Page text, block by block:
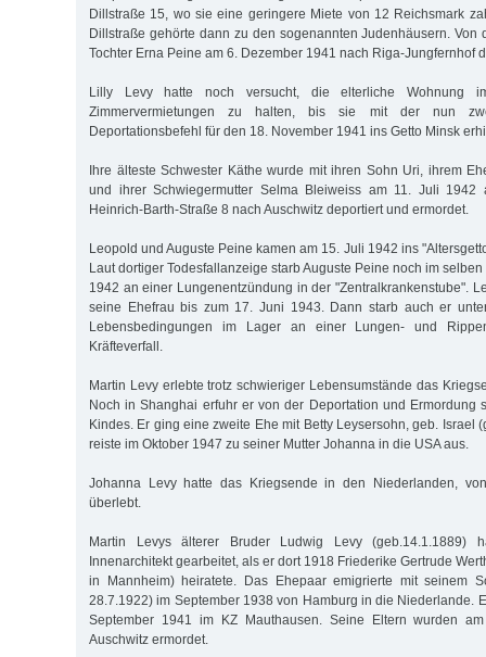
Dillstraße 15, wo sie eine geringere Miete von 12 Reichsmark
Dillstraße gehörte dann zu den sogenannten Judenhäusern. Von
Tochter Erna Peine am 6. Dezember 1941 nach Riga-Jungfernhof
Lilly Levy hatte noch versucht, die elterliche Wohnung
Zimmervermietungen zu halten, bis sie mit der nun
Deportationsbefehl für den 18. November 1941 ins Getto Minsk
Ihre älteste Schwester Käthe wurde mit ihren Sohn Uri, ihrem
und ihrer Schwiegermutter Selma Bleiweiss am 11. Juli 1942
Heinrich-Barth-Straße 8 nach Auschwitz deportiert und ermordet.
Leopold und Auguste Peine kamen am 15. Juli 1942 ins
Laut dortiger Todesfallanzeige starb Auguste Peine noch im
1942 an einer Lungenentzündung in der "Zentralkrankenstube".
seine Ehefrau bis zum 17. Juni 1943. Dann starb auch er
Lebensbedingungen im Lager an einer Lungen- und
Kräfteverfall.
Martin Levy erlebte trotz schwieriger Lebensumstände das
Noch in Shanghai erfuhr er von der Deportation und Ermordung
Kindes. Er ging eine zweite Ehe mit Betty Leysersohn, geb. Israel
reiste im Oktober 1947 zu seiner Mutter Johanna in die USA aus.
Johanna Levy hatte das Kriegsende in den Niederlanden,
überlebt.
Martin Levys älterer Bruder Ludwig Levy (geb.14.1.1889)
Innenarchitekt gearbeitet, als er dort 1918 Friederike Gertrude
in Mannheim) heiratete. Das Ehepaar emigrierte mit seinem
28.7.1922) im September 1938 von Hamburg in die Niederlande.
September 1941 im KZ Mauthausen. Seine Eltern wurden
Auschwitz ermordet.